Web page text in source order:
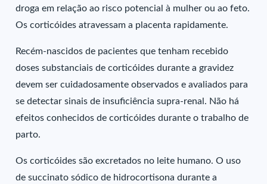
droga em relação ao risco potencial à mulher ou ao feto.
Os corticóides atravessam a placenta rapidamente.
Recém-nascidos de pacientes que tenham recebido
doses substanciais de corticóides durante a gravidez
devem ser cuidadosamente observados e avaliados para
se detectar sinais de insuficiência supra-renal. Não há
efeitos conhecidos de corticóides durante o trabalho de
parto.
Os corticóides são excretados no leite humano. O uso
de succinato sódico de hidrocortisona durante a